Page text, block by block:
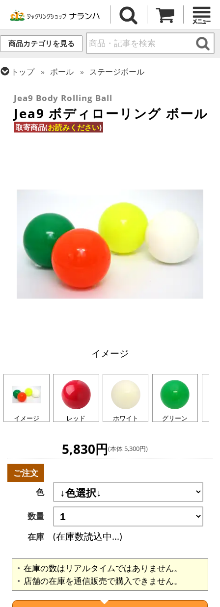
商品カテゴリを見る
トップ ボール
ステージボール
Jea9 Body Rolling Ball
Jea9 ボディローリング ボール
取寄商品(お読みください)
イメージ
イメージ レッド ホワイト グリーン
5,830円(本体 5,300円)
ご注文
色
数量
在庫
(在庫数読込中...)
在庫の数はリアルタイムではありません。
店舗の在庫を通信販売で購入できません。